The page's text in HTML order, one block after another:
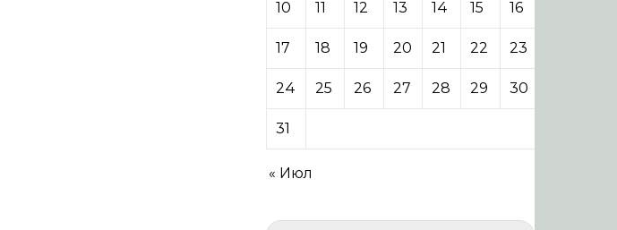
10 11 12 13 14 15 16
17 18 19 20 21 22 23
24 25 26 27 28 29 30
31
« Июл